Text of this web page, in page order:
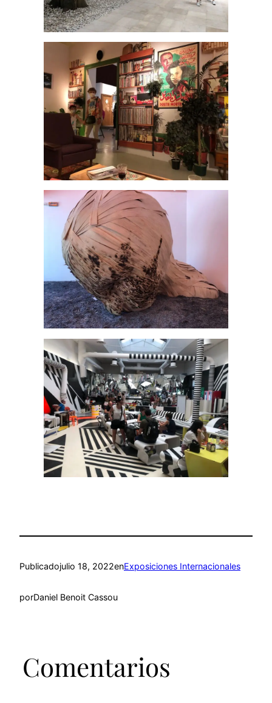
Publicadojulio 18, 2022enExposiciones Internacionales
porDaniel Benoit Cassou
Comentarios